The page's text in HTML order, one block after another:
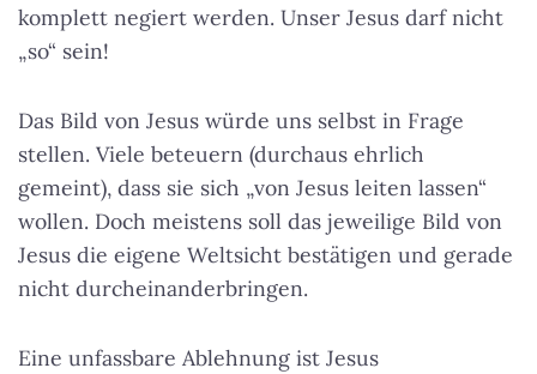
komplett negiert werden. Unser Jesus darf nicht
„so“ sein!
Das Bild von Jesus würde uns selbst in Frage
stellen. Viele beteuern (durchaus ehrlich
gemeint), dass sie sich „von Jesus leiten lassen“
wollen. Doch meistens soll das jeweilige Bild von
Jesus die eigene Weltsicht bestätigen und gerade
nicht durcheinanderbringen.
Eine unfassbare Ablehnung ist Jesus